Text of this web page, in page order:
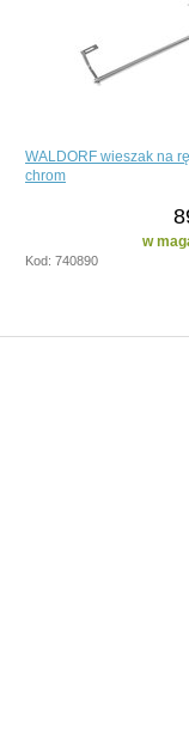
WALDORF wieszak na
chrom
w
Kod: 740890